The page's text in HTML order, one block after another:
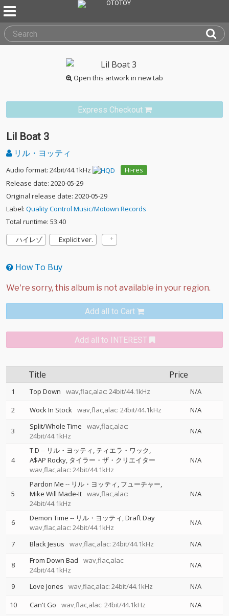
Open this artwork in new tab
Express Checkout
Lil Boat 3
リル・ヨッティ
Audio format: 24bit/44.1kHz
Hi-res
Release date: 2020-05-29
Original release date: 2020-05-29
Label: Quality Control Music/Motown Records
Total runtime: 53:40
ハイレゾ
Explicit ver.
How To Buy
Add all to Cart
Add all to INTEREST
Title Price
1 Top Down wav,flac,alac: 24bit/44.1kHz
N/A
2
Wock In Stock wav,flac,alac: 24bit/44.1kHz N/A
3 Split/Whole Time
wav,flac,alac:
24bit/44.1kHz
N/A
4
T.D -- リル・ヨッティ ティエラ・ワック
A$AP Rocky タイラー・ザ・クリエイター
wav,flac,alac: 24bit/44.1kHz
N/A
5
Pardon Me -- リル・ヨッティ フューチャー
Mike Will Made-It wav,flac,alac:
24bit/44.1kHz
N/A
6 Demon Time -- リル・ヨッティ Draft Day
wav,flac,alac: 24bit/44.1kHz
N/A
7 Black Jesus wav,flac,alac: 24bit/44.1kHz N/A
8 From Down Bad
wav,flac,alac:
24bit/44.1kHz
N/A
9 Love Jones wav,flac,alac: 24bit/44.1kHz
N/A
10
Can't Go wav,flac,alac: 24bit/44.1kHz N/A